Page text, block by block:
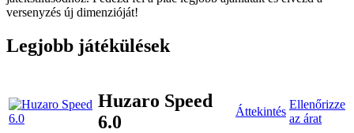
versenyzés új dimenzióját!
Legjobb játékülések
Huzaro Speed
6.0
Áttekintés
Ellenőrizze
az árat